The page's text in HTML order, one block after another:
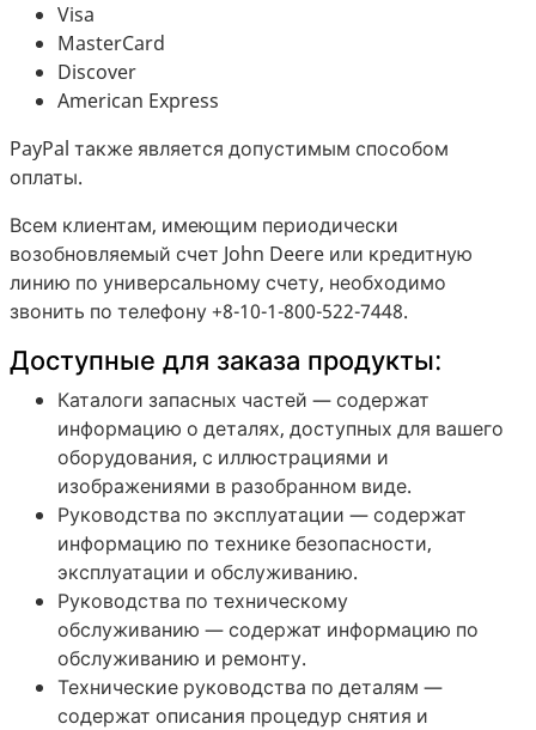
Visa
MasterCard
Discover
American Express
PayPal также является допустимым способом
оплаты.
Всем клиентам, имеющим периодически
возобновляемый счет John Deere или кредитную
линию по универсальному счету, необходимо
звонить по телефону +8-10-1-800-522-7448.
Доступные для заказа продукты:
Каталоги запасных частей — содержат
информацию о деталях, доступных для вашего
оборудования, с иллюстрациями и
изображениями в разобранном виде.
Руководства по эксплуатации — содержат
информацию по технике безопасности,
эксплуатации и обслуживанию.
Руководства по техническому
обслуживанию — содержат информацию по
обслуживанию и ремонту.
Технические руководства по деталям —
содержат описания процедур снятия и